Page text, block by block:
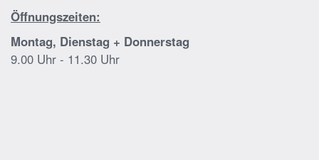
Öffnungszeiten:
Montag, Dienstag + Donnerstag
9.00 Uhr - 11.30 Uhr